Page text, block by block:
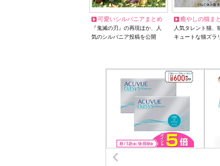
可愛いシルバニアまとめ
『鬼滅の刃』の再現ほか、人
気のシルバニア投稿を公開
癒やしの猫ま
人気タレント猫
キュートな猫ズラ